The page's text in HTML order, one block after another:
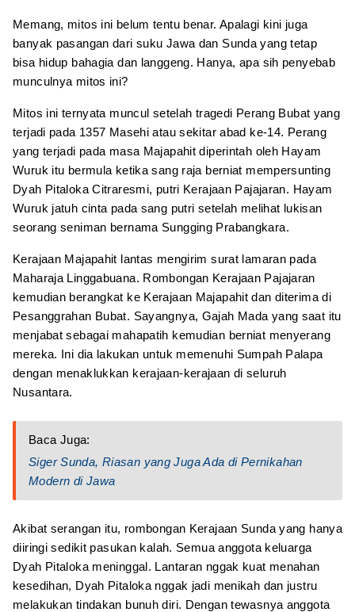
Memang, mitos ini belum tentu benar. Apalagi kini juga
banyak pasangan dari suku Jawa dan Sunda yang tetap
bisa hidup bahagia dan langgeng. Hanya, apa sih penyebab
munculnya mitos ini?
Mitos ini ternyata muncul setelah tragedi Perang Bubat yang
terjadi pada 1357 Masehi atau sekitar abad ke-14. Perang
yang terjadi pada masa Majapahit diperintah oleh Hayam
Wuruk itu bermula ketika sang raja berniat mempersunting
Dyah Pitaloka Citraresmi, putri Kerajaan Pajajaran. Hayam
Wuruk jatuh cinta pada sang putri setelah melihat lukisan
seorang seniman bernama Sungging Prabangkara.
Kerajaan Majapahit lantas mengirim surat lamaran pada
Maharaja Linggabuana. Rombongan Kerajaan Pajajaran
kemudian berangkat ke Kerajaan Majapahit dan diterima di
Pesanggrahan Bubat. Sayangnya, Gajah Mada yang saat itu
menjabat sebagai mahapatih kemudian berniat menyerang
mereka. Ini dia lakukan untuk memenuhi Sumpah Palapa
dengan menaklukkan kerajaan-kerajaan di seluruh
Nusantara.
Baca Juga:
Siger Sunda, Riasan yang Juga Ada di Pernikahan
Modern di Jawa
Akibat serangan itu, rombongan Kerajaan Sunda yang hanya
diiringi sedikit pasukan kalah. Semua anggota keluarga
Dyah Pitaloka meninggal. Lantaran nggak kuat menahan
kesedihan, Dyah Pitaloka nggak jadi menikah dan justru
melakukan tindakan bunuh diri. Dengan tewasnya anggota